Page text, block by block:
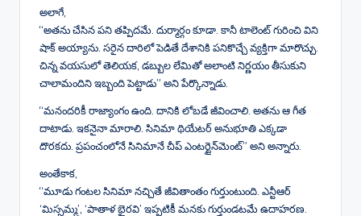
అలాగే,
“అతను చేసిన పని తప్పిదమే. దుర్మార్గం కూడా. కానీ టాలెంట్ గురించి విని
షాక్ అయ్యాను. సరైన దారిలో పెడితే దేశానికి పనికొచ్చే వ్యక్తిగా మారొచ్చు.
చిన్న వయసులో తెలియక, డబ్బుల లేమితో అలాంటి నిర్ణయం తీసుకుని
చాలామందిని ఇబ్బంది పెట్టాడు” అని పేర్కొన్నాడు.
“మనందరికీ రాజ్యాంగం ఉంది. దానికి లోబడే జీవించాలి. అతను ఆ గీత
దాటాడు. ఇకనైనా మారాలి. సినిమా థియేటర్‌ అనుభూతి ఎక్కడా
దొరకదు. ప్రపంచంలోనే సినిమానే చీప్ ఎంటర్టైన్‌మెంట్” అని అన్నారు.
అంతేకాక,
“మూడు గంటల సినిమా నచ్చితే జీవితాంతం గుర్తుంటుంది. ఎన్టీఆర్‌
‘మిస్సమ్మ’, ‘పాతాళ భైరవి’ ఇప్పటికీ మనకు గుర్తుండటమే ఉదాహరణ.